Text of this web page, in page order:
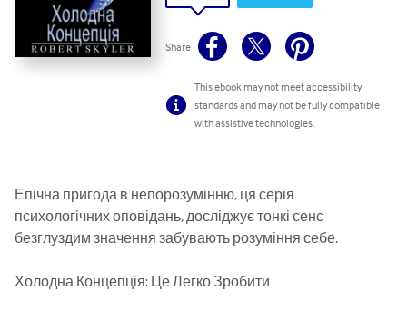
Share
This ebook may not meet accessibility
standards and may not be fully compatible
with assistive technologies.
Епічна пригода в непорозумінню, ця серія
психологічних оповідань, досліджує тонкі сенс
безглуздим значення забувають розуміння себе.
Холодна Концепція: Це Легко Зробити